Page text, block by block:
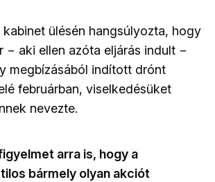
kabinet ülésén hangsúlyozta, hogy
− aki ellen azóta eljárás indult −
megbízásából indított drónt
februárban, viselkedésüket
nevezte.
arra is, hogy a
bármely olyan akciót